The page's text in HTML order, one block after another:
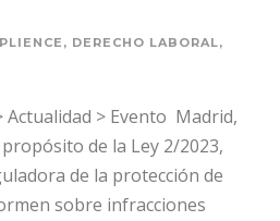
, DERECHO LABORAL,
Actualidad > Evento Madrid,
de la Ley 2/2023,
de la protección de
sobre infracciones